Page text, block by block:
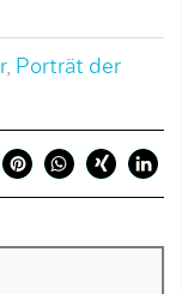
, Porträt der